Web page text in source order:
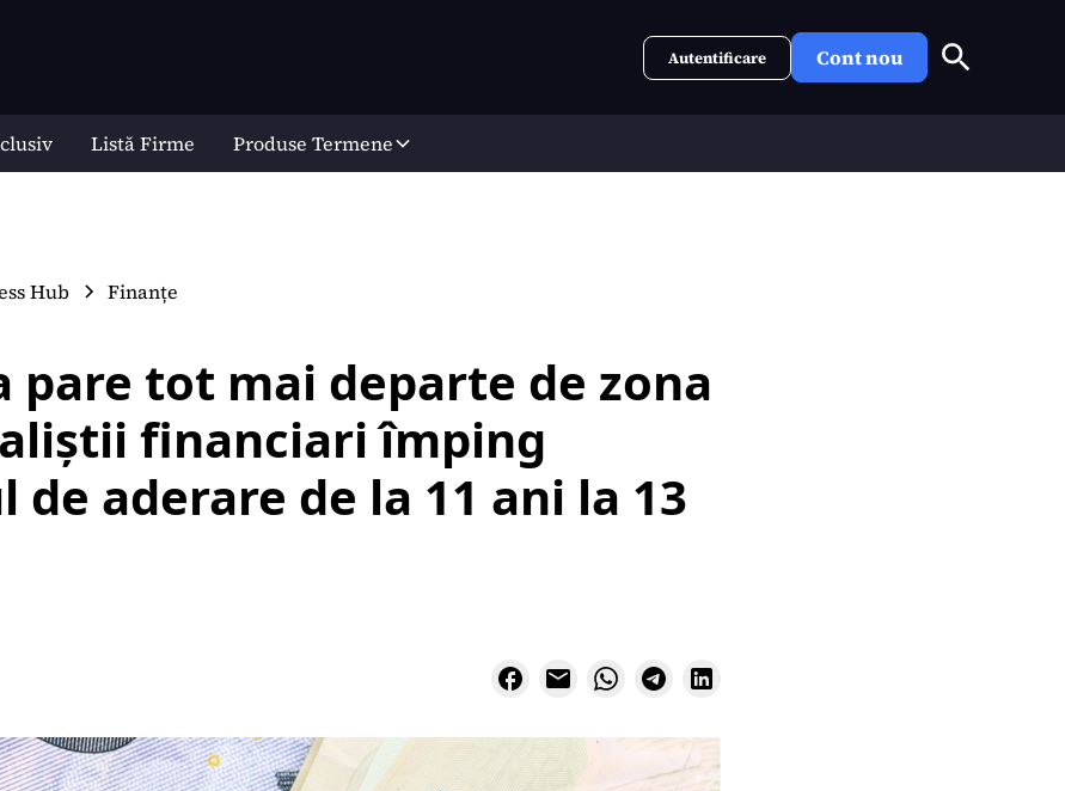
Autentificare Cont nou
Listă Firme Produse Termene
Hub Finanțe
pare tot mai departe de zona
financiari împing
aderare de la 11 ani la 13